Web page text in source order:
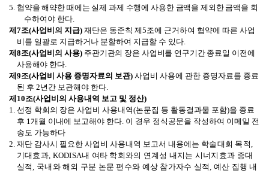
5. 협약을 해약한 때에는 실제 과제 수행에 사용한 금액을 제외한 금액을 회
수하여야 한다.
제 7조(사업비의 지급) 재단은 동준칙 제5조에 근거하여 협약에 따른 사업
비를 일괄로 지급하거나 분할하여 지급할 수 있다.
제 8조(사업비의 사용) 주관기관의 장은 사업비를 연구기간 종료일 이전에
사용해야 한다.
제 9조(사업비 사용 증명자료의 보관) 사업비 사용에 관한 증명자료를 종료
된 후 2년간 보관해야 한다.
제 10조(사업비의 사용내역 보고 및 정산)
1. 선정 학회의 장은 사업비 사용내역(논문집 등 활동결과물 포함)을 종료
후 1개월 이내에 보고해야 한다. 이 경우 정식공문을 작성하여 이메일 전
송도 가능하다
2. 재단 감사시 필요한 사업비 사용내역 보고서 내용에는 학술대회 목적,
기대효과, KODISA내 여타 학회와의 연계성 내지는 시너지효과 증대
실적, 국내와 해외 구분 논문 편수와 예상 참가자수 실적, 예산 집행 내